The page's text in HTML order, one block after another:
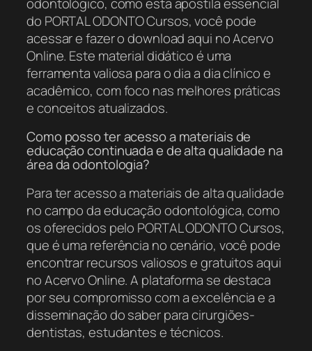
do PORTAL ODONTO Cursos, você pode
acessar e fazer o download aqui no Acervo
Online. Este material didático é uma
ferramenta valiosa para o dia a dia clínico e
acadêmico, com foco nas melhores práticas
e conceitos atualizados.
Como posso ter acesso a materiais de
educação continuada e de alta qualidade na
área da odontologia?
Para ter acesso a materiais de alta qualidade
no campo da educação odontológica, como
os oferecidos pelo PORTAL ODONTO Cursos,
que é uma referência no cenário, você pode
encontrar recursos valiosos e gratuitos aqui
no Acervo Online. A plataforma se destaca
por seu compromisso com a excelência e a
disseminação do saber para cirurgiões-
dentistas, estudantes e técnicos.